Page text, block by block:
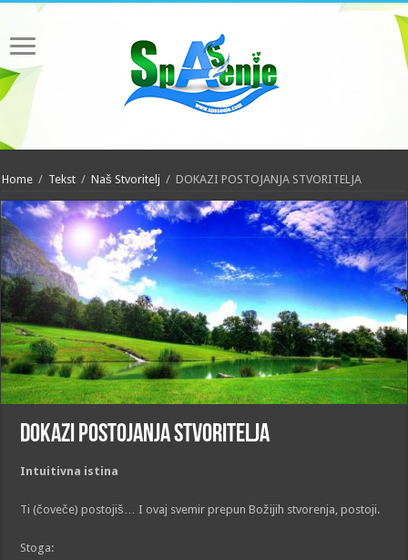
Home / Tekst / Naš Stvoritelj / DOKAZI POSTOJANJA STVORITELJA
DOKAZI POSTOJANJA STVORITELJA
Intuitivna istina
Ti (čoveče) postojiš… I ovaj svemir prepun Božijih stvorenja, postoji.
Stoga: